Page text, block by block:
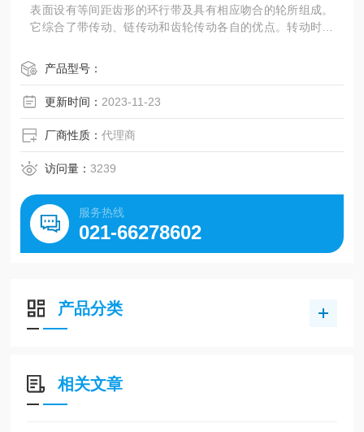
表面设有等间距齿形的环行带及具有相应吻合的轮所组成。
它综合了带传动、链传动和齿轮传动各自的优点。转动时，
产品型号：
更新时间： 2023-11-23
厂商性质：代理商
访问量：3239
服务热线
021-66278602
产品分类
相关文章